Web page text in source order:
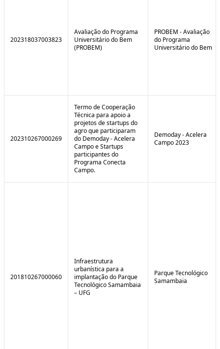
202318037003823
Avaliação do Programa
Universitário do Bem
(PROBEM)
PROBEM - Avaliação
do Programa
Universitário do Bem
202310267000269
Termo de Cooperação
Técnica para apoio a
projetos de startups do
agro que participaram
do Demoday - Acelera
Campo e Startups
participantes do
Programa Conecta
Campo.
Demoday - Acelera
Campo 2023
201810267000060
Infraestrutura
urbanística para a
implantação do Parque
Tecnológico Samambaia
– UFG
Parque Tecnológico
Samambaia